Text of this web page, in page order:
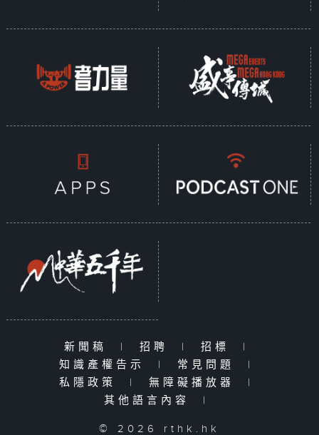
新聞稿 | 招聘 | 招標
|
知識產權告示
| 常見問題
|
私隱政策
| 無障礙播放器
|
其他語言內容
|
© 2026 rthk.hk